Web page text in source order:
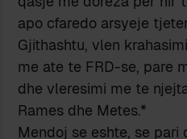
apo cfaredo arsyeje
Gjithashtu, vlen
me ate te FRD-se, pare
dhe vleresimi me te
Rames dhe Metes.*
Mendoj se eshte, se pari